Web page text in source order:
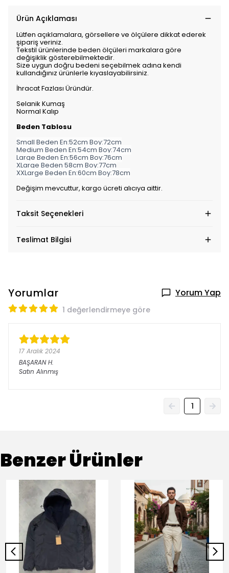
Ürün Açıklaması
Lütfen açıklamalara, görsellere ve ölçülere dikkat ederek
şipariş veriniz.
Tekstil ürünlerinde beden ölçüleri markalara göre
değişiklik gösterebilmektedir.
Size uygun doğru bedeni seçebilmek adına kendi
kullandığınız ürünlerle kıyaslayabilirsiniz.
İhracat Fazlası Üründür.
Selanik Kumaş
Normal Kalıp
Beden Tablosu
Small Beden En:52cm Boy:72cm
Medium Beden En:54cm Boy:74cm
Large Beden En:56cm Boy:76cm
XLarge Beden 58cm Boy:77cm
XXLarge Beden En:60cm Boy:78cm
Değişim mevcuttur, kargo ücreti alıcıya aittir.
Taksit Seçenekleri
Teslimat Bilgisi
Yorumlar Yorum Yap
1 değerlendirmeye göre
17 Aralık 2024
BAŞARAN H.
Satın Alınmış
1
Benzer Ürünler